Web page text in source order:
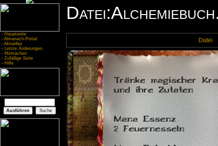
- Hauptseite
- Almanach-Portal
- Aktuelles
- Letzte Änderungen
- Mitmachen
- Zufällige Seite
- Hilfe
Datei